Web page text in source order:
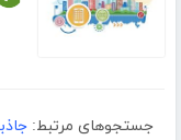
جستجوهای مرتبط: